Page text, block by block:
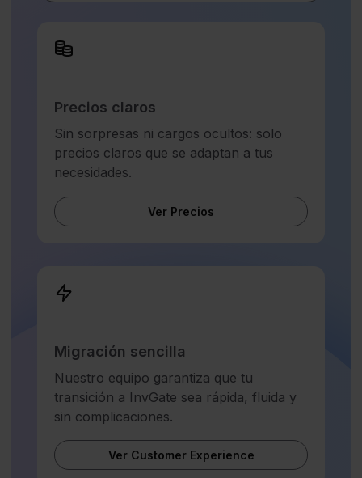
Precios claros
Sin sorpresas ni cargos ocultos: solo
precios claros que se adaptan a tus
necesidades.
Ver Precios
Migración sencilla
Nuestro equipo garantiza que tu
transición a InvGate sea rápida, fluida y
sin complicaciones.
Ver Customer Experience